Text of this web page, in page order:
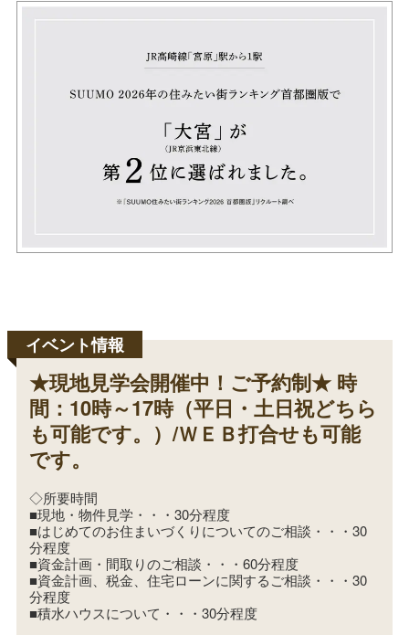
★現地見学会開催中！ご予約制★ 時
間：10時～17時（平日・土日祝どちら
も可能です。）/ＷＥＢ打合せも可能
です。
◇所要時間
■現地・物件見学・・・30分程度
■はじめてのお住まいづくりについてのご相談・・・30
分程度
■資金計画・間取りのご相談・・・60分程度
■資金計画、税金、住宅ローンに関するご相談・・・30
分程度
■積水ハウスについて・・・30分程度